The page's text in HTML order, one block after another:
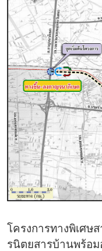
โครงการทางพิเศษ
รนิตยสารบ้านพร้อม